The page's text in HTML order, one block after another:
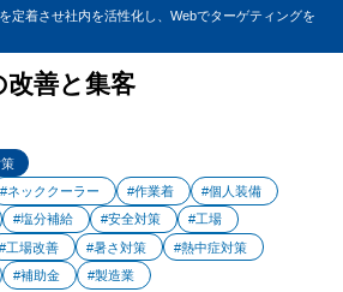
定着させ社内を活性化し、Webでターゲティングを
改善と集客
#ネッククーラー #作業着
#個人装備
#塩分補給 #安全対策
#工場
#工場改善 #暑さ対策
#熱中症対策
#補助金 #製造業